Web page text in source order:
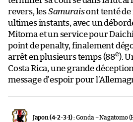
revers, lesSamuraisont tenté de
ultimes instants, avec un
Mitoma et un service pour
point de penalty, finalement
arrêt en plusieurs temps (88e).
Costa Rica, une grande
message d’espoir pour
Japon (4-2-3-1) :Gonda – Nagatomo